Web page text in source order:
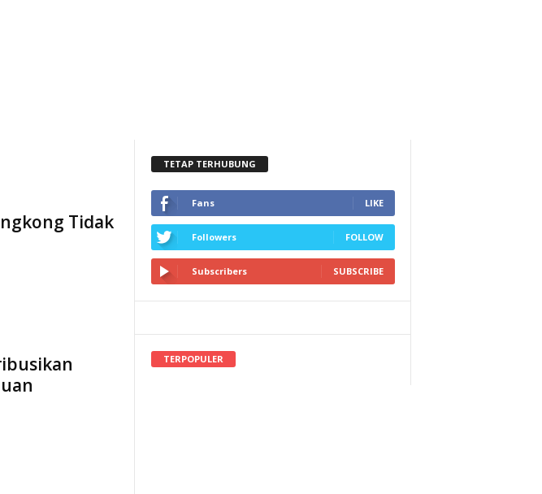
Tidak
TETAP TERHUBUNG
Fans LIKE
Followers FOLLOW
Subscribers SUBSCRIBE
TERPOPULER